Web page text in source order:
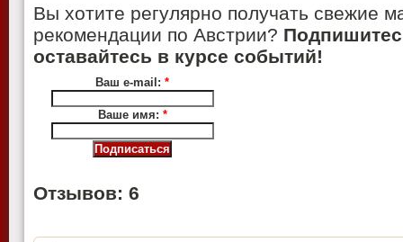
Вы хотите регулярно получать свежие
рекомендации по Австрии?
оставайтесь в курсе событий!
Ваш e-mail: *
Ваше имя: *
Отзывов: 6